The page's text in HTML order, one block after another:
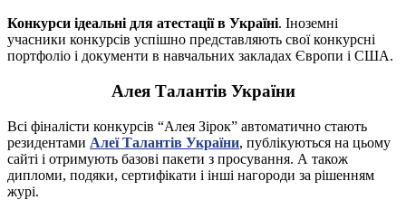
Конкурси ідеальні для атестації в Україні. Іноземні
учасники конкурсів успішно представляють свої конкурсні
портфоліо і документи в навчальних закладах Європи і США.
Алея Талантів України
Всі фіналісти конкурсів “Алея Зірок” автоматично стають
резидентами Алеї Талантів України, публікуються на цьому
сайті і отримують базові пакети з просування. А також
дипломи, подяки, сертифікати і інші нагороди за рішенням
журі.